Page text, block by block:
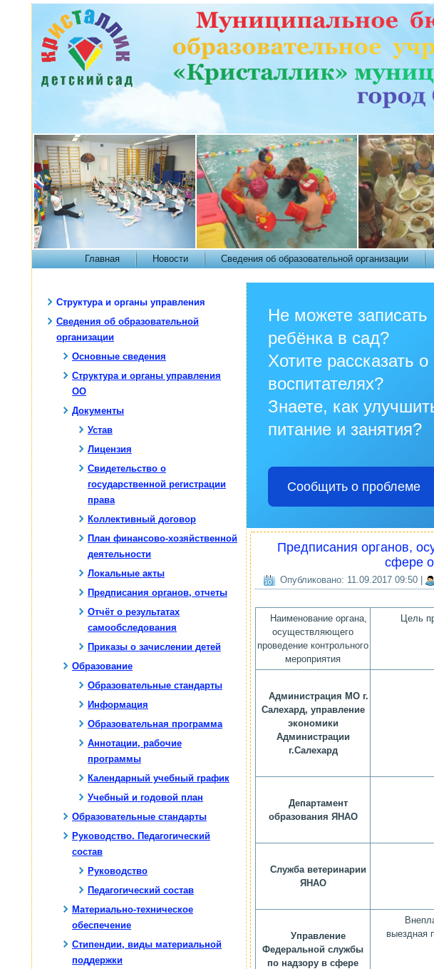
Главная Новости Сведения об образовательной организации
Структура и органы управления
Сведения об образовательной
организации
Основные сведения
Структура и органы управления
ОО
Документы
Устав
Лицензия
Свидетельство о
государственной регистрации
права
Коллективный договор
План финансово-хозяйственной
деятельности
Локальные акты
Предписания органов, отчеты
Отчёт о результатах
самообследования
Приказы о зачислении детей
Образование
Образовательные стандарты
Информация
Образовательная программа
Аннотации, рабочие
программы
Календарный учебный график
Учебный и годовой план
Образовательные стандарты
Руководство. Педагогический
состав
Руководство
Педагогический состав
Материально-техническое
обеспечение
Стипендии, виды материальной
поддержки
Не можете записать
ребёнка в сад?
Хотите рассказать о
воспитателях?
Знаете, как
питание и занятия?
Сообщить о проблеме
Предписания органов,
сфере
Опубликовано: 11.09.2017 09:50
Наименование органа,
осуществляющего
проведение контрольного
мероприятия
Цель
Администрация МО г.
Салехард, управление
экономики
Администрации
г.Салехард
Департамент
образования ЯНАО
Служба ветеринарии
ЯНАО
Управление
Федеральной службы
по надзору в сфере
выездная